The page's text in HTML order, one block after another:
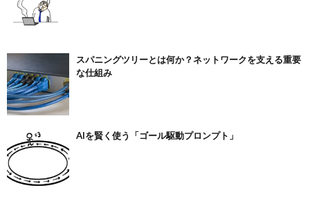
スパニングツリーとは何か？ネットワークを支える重要
な仕組み
AIを賢く使う「ゴール駆動プロンプト」